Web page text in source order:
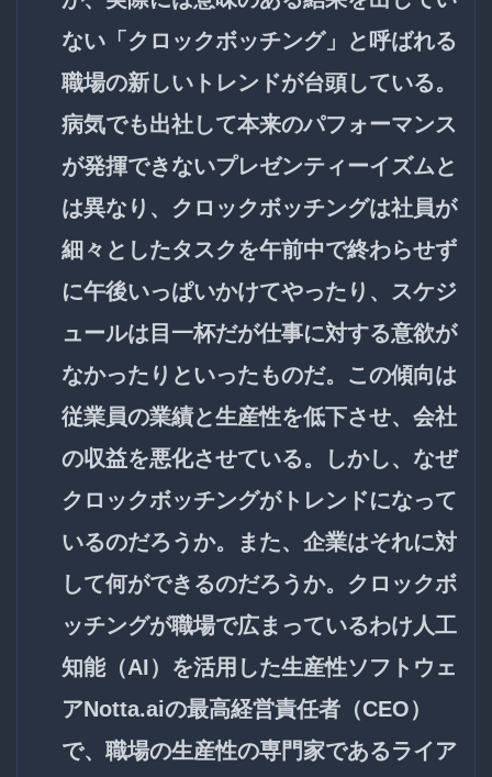
ない「クロックボッチング」と呼ばれる
職場の新しいトレンドが台頭している。
病気でも出社して本来のパフォーマンス
が発揮できないプレゼンティーイズムと
は異なり、クロックボッチングは社員が
細々としたタスクを午前中で終わらせず
に午後いっぱいかけてやったり、スケジ
ュールは目一杯だが仕事に対する意欲が
なかったりといったものだ。この傾向は
従業員の業績と生産性を低下させ、会社
の収益を悪化させている。しかし、なぜ
クロックボッチングがトレンドになって
いるのだろうか。また、企業はそれに対
して何ができるのだろうか。クロックボ
ッチングが職場で広まっているわけ人工
知能（AI）を活用した生産性ソフトウェ
アNotta.aiの最高経営責任者（CEO）
で、職場の生産性の専門家であるライア